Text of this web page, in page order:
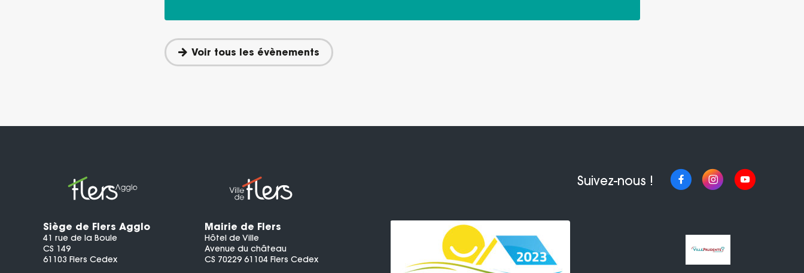
Voir tous les évènements
Siège de Flers Agglo
41 rue de la Boule
CS 149
61103 Flers Cedex
Mairie de Flers
Hôtel de Ville
Avenue du château
CS 70229 61104 Flers Cedex
Suivez-nous !